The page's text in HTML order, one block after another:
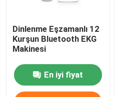
Dinlenme Eşzamanlı 12
Kurşun Bluetooth EKG
Makinesi
En iyi fiyat